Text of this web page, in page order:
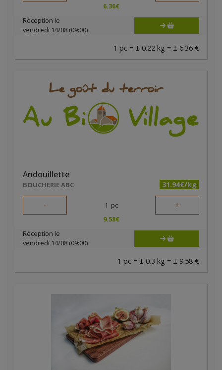
6.36€
Réception le
vendredi 14/08 (09:00)
1 pc = ± 0.22 kg = ± 6.36 €
Andouillette
BOUCHERIE ABC 31.94€/kg
- 1 pc +
9.58€
Réception le
vendredi 14/08 (09:00)
1 pc = ± 0.3 kg = ± 9.58 €